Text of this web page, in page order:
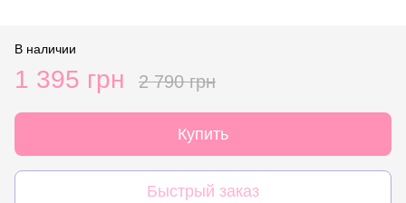
В наличии
1 395 грн 2 790 грн
Купить
Быстрый заказ